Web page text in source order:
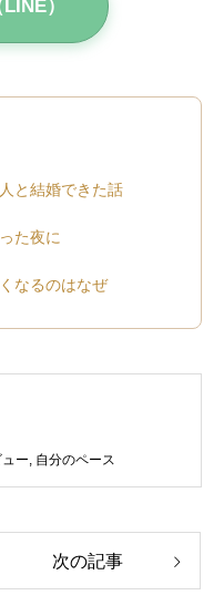
）
と結婚できた話
た夜に
なるのはなぜ
ー, 自分のペース
次の記事